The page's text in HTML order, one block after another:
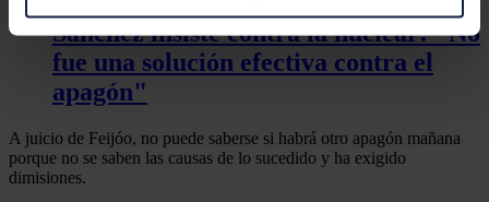
Recopilar información sobre su ubicación
geográfica que puede tener una precisión de varios
metros
Identificar su dispositivo analizándolo activamente
digitales)
Obtenga más información sobre cómo se procesan sus
Sánchez insiste contra la nuclear: "No
fue una solución efectiva contra el
apagón"
A juicio de Feijóo, no puede saberse si habrá otro apagón mañana
porque no se saben las causas de lo sucedido y ha exigido
dimisiones.